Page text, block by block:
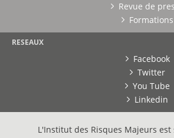
Revue de
Formations
RESEAUX
Facebook
Twitter
You Tube
Linkedin
L'Institut des Risques Majeurs